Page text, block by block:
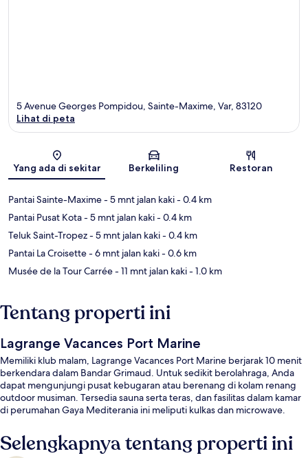
Peta
5 Avenue Georges Pompidou, Sainte-Maxime, Var, 83120
Lihat di peta
Yang ada di sekitar Berkeliling Restoran
Pantai Sainte-Maxime- 5 mnt jalan kaki- 0.4 km
Pantai Pusat Kota- 5 mnt jalan kaki- 0.4 km
Teluk Saint-Tropez- 5 mnt jalan kaki- 0.4 km
Pantai La Croisette- 6 mnt jalan kaki- 0.6 km
Musée de la Tour Carrée- 11 mnt jalan kaki- 1.0 km
Tentang properti ini
Lagrange Vacances Port Marine
Memiliki klub malam, Lagrange Vacances Port Marine berjarak 10 menit
berkendara dalam Bandar Grimaud. Untuk sedikit berolahraga, Anda
dapat mengunjungi pusat kebugaran atau berenang di kolam renang
outdoor musiman. Tersedia sauna serta teras, dan fasilitas dalam kamar
di perumahan Gaya Mediterania ini meliputi kulkas dan microwave.
Selengkapnya tentang properti ini